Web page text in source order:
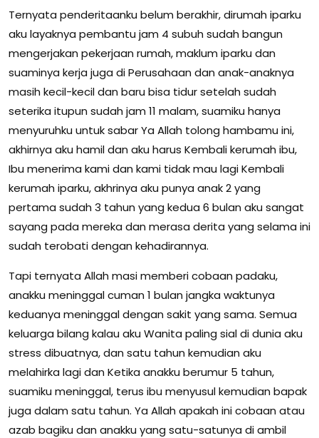
Ternyata penderitaanku belum berakhir, dirumah iparku
aku layaknya pembantu jam 4 subuh sudah bangun
mengerjakan pekerjaan rumah, maklum iparku dan
suaminya kerja juga di Perusahaan dan anak-anaknya
masih kecil-kecil dan baru bisa tidur setelah sudah
seterika itupun sudah jam 11 malam, suamiku hanya
menyuruhku untuk sabar Ya Allah tolong hambamu ini,
akhirnya aku hamil dan aku harus Kembali kerumah ibu,
Ibu menerima kami dan kami tidak mau lagi Kembali
kerumah iparku, akhrinya aku punya anak 2 yang
pertama sudah 3 tahun yang kedua 6 bulan aku sangat
sayang pada mereka dan merasa derita yang selama ini
sudah terobati dengan kehadirannya.
Tapi ternyata Allah masi memberi cobaan padaku,
anakku meninggal cuman 1 bulan jangka waktunya
keduanya meninggal dengan sakit yang sama. Semua
keluarga bilang kalau aku Wanita paling sial di dunia aku
stress dibuatnya, dan satu tahun kemudian aku
melahirka lagi dan Ketika anakku berumur 5 tahun,
suamiku meninggal, terus ibu menyusul kemudian bapak
juga dalam satu tahun. Ya Allah apakah ini cobaan atau
azab bagiku dan anakku yang satu-satunya di ambil